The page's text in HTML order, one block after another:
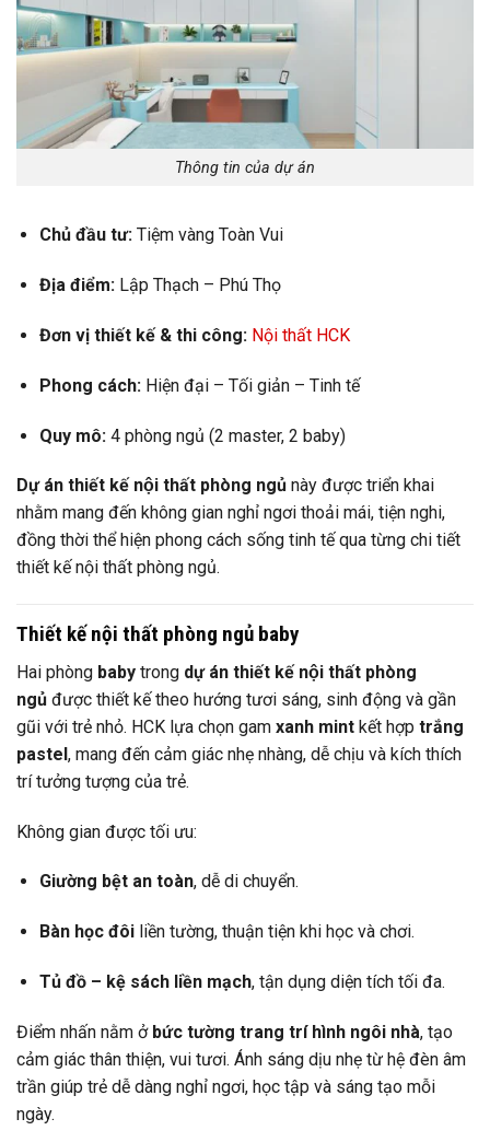
Thông tin của dự án
Chủ đầu tư:Tiệm vàng Toàn Vui
Địa điểm:Lập Thạch – Phú Thọ
Đơn vị thiết kế & thi công: Nội thất HCK
Phong cách:Hiện đại – Tối giản – Tinh tế
Quy mô:4 phòng ngủ (2 master, 2 baby)
Dự án thiết kế nội thất phòng ngủ này được triển khai
nhằm mang đến không gian nghỉ ngơi thoải mái, tiện nghi,
đồng thời thể hiện phong cách sống tinh tế qua từng chi tiết
thiết kế nội thất phòng ngủ.
Thiết kế nội thất phòng ngủ baby
Hai phòng baby trong dự án thiết kế nội thất phòng
ngủ được thiết kế theo hướng tươi sáng, sinh động và gần
gũi với trẻ nhỏ. HCK lựa chọn gam xanh mint kết hợp trắng
pastel, mang đến cảm giác nhẹ nhàng, dễ chịu và kích thích
trí tưởng tượng của trẻ.
Không gian được tối ưu:
Giường bệt an toàn, dễ di chuyển.
Bàn học đôiliền tường, thuận tiện khi học và chơi.
Tủ đồ – kệ sách liền mạch, tận dụng diện tích tối đa.
Điểm nhấn nằm ở bức tường trang trí hình ngôi nhà, tạo
cảm giác thân thiện, vui tươi. Ánh sáng dịu nhẹ từ hệ đèn âm
trần giúp trẻ dễ dàng nghỉ ngơi, học tập và sáng tạo mỗi
ngày.